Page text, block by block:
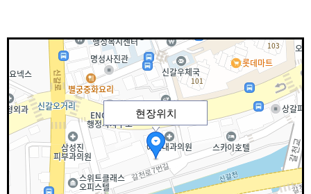
현장위치